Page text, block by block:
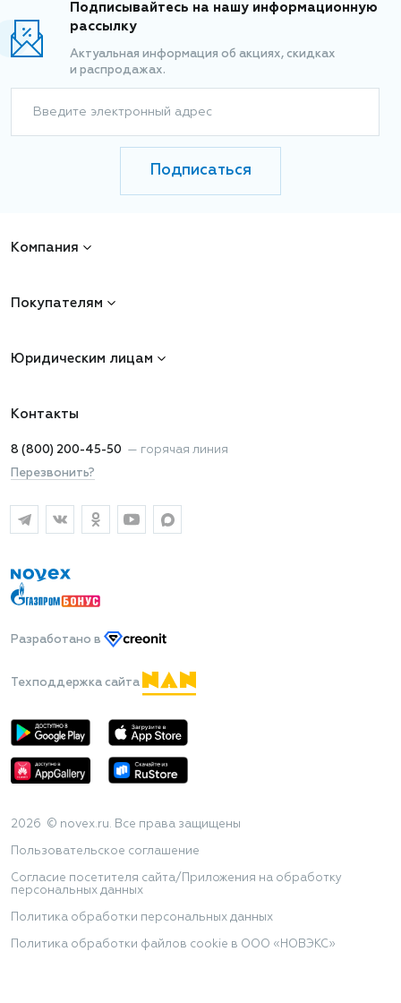
Подписывайтесь на нашу информационную
рассылку
Актуальная информация об акциях, скидках
и распродажах.
Введите электронный адрес
Подписаться
Компания
Покупателям
Юридическим лицам
Контакты
8 (800) 200-45-50 — горячая линия
Перезвонить?
Разработано в
Техподдержка сайта
2026 © novex.ru. Все права защищены
Пользовательское соглашение
Согласие посетителя сайта/Приложения на обработку
персональных данных
Политика обработки персональных данных
Политика обработки файлов cookie в ООО «НОВЭКС»